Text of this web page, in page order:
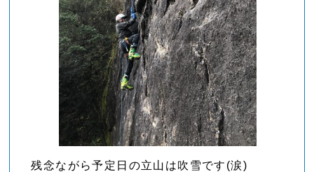
残念ながら予定日の立山は吹雪です(涙)